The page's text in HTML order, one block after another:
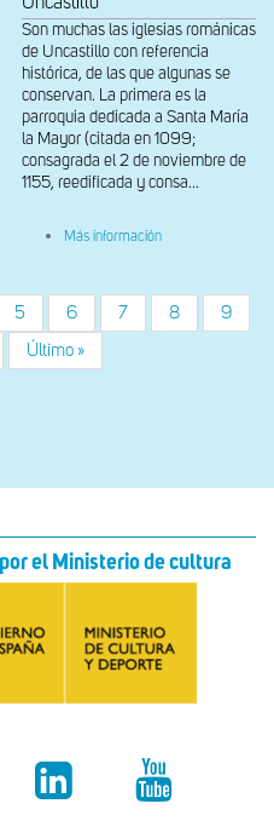
Son muchas las iglesias románicas
de Uncastillo con referencia
histórica, de las que algunas se
conservan. La primera es la
parroquia dedicada a Santa María
la Mayor (citada en 1099;
consagrada el 2 de noviembre de
1155, reedificada y consa...
Más información
Página
5 Página
6 Página
7 Página
8 Página
9
Última
página
Último »
el Ministerio de cultura